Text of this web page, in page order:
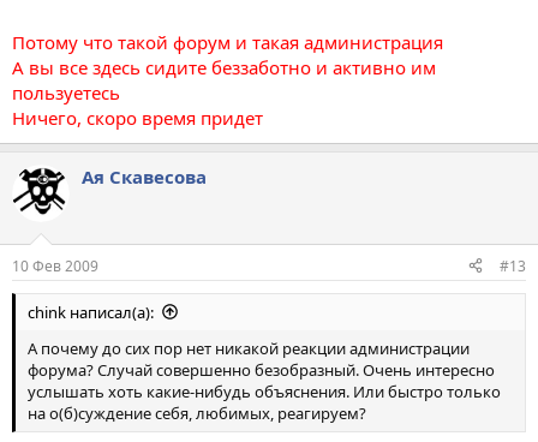
Потому что такой форум и такая администрация
А вы все здесь сидите беззаботно и активно им
пользуетесь
Ничего, скоро время придет
Ая Скавесова
10 Фев 2009 #13
chink написал(а):
А почему до сих пор нет никакой реакции администрации
форума? Случай совершенно безобразный. Очень интересно
услышать хоть какие-нибудь объяснения. Или быстро только
на о(б)суждение себя, любимых, реагируем?